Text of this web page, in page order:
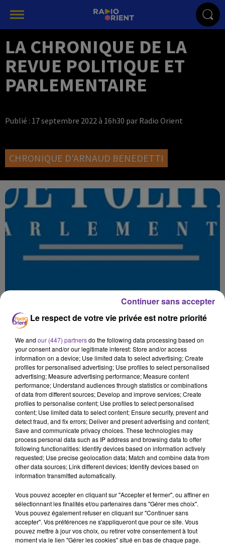
LA CHRONIQUE DE LA
REVUE POLITIQUE ET
PARLEMENTAIRE
Publié : 17 septembre 2022 à 16h30 par Radio Orient
CHRONIQUE D'ARNAUD BENEDETTI
La Chronique de la Revue Politique et Parlementaire
17 septembre 2022 - 4 min 37 sec
LA CHRONIQUE DE LA REVUE POLITIQUE ET
PARLEMENTAIRE
JS
La Chronique de la Revue Politique et Parlementaire
Le respect de votre vie privée est notre priorité
We and our (447) partnersdo the following data processing based on
your consent and/or our legitimate interest: Store and/or access
information on a device; Use limited data to select advertising; Create
profiles for personalised advertising; Use profiles to select personalised
advertising; Measure advertising performance; Measure content
performance; Understand audiences through statistics or combinations
of data from different sources; Develop and improve services; Create
profiles to personalise content; Use profiles to select personalised
content; Use limited data to select content; Ensure security, prevent and
detect fraud, and fix errors; Deliver and present advertising and content;
Save and communicate privacy choices. These technologies may
process personal data such as IP address and browsing data to offer
following functionalities: Identify devices based on information actively
requested; Use precise geolocation data; Match and combine data from
other data sources; Link different devices; Identify devices based on
information transmitted automatically.
Vous pouvez accepter en cliquant sur "Accepter et fermer", ou affiner en
sélectionnant les finalités et/ou partenaires dans "Gérer mes choix".
Vous pouvez également refuser en cliquant sur "Continuer sans
accepter". Vos préférences ne s'appliqueront que pour ce site. Vous
pouvez mettre à jour vos choix, ou retirer votre consentement à tout
moment via le lien "Gérer les cookies" situé en bas de chaque page.
Continuer sans accepter